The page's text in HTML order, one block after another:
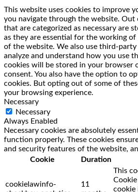
This website uses cookies to improve
you navigate through the website. Out
that are categorized as necessary are
as they are essential for the working
of the website. We also use third-
analyze and understand how you use
cookies will be stored in your browser
consent. You also have the option to
cookies. But opting out of some of
your browsing experience.
Necessary
Necessary
Always Enabled
Necessary cookies are absolutely
function properly. These cookies
and security features of the website,
Cookie
Duration
cookielawinfo-
11
This
cookie